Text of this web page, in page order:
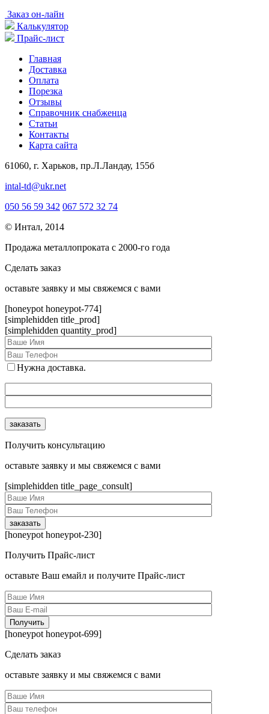
Заказ он-лайн
Калькулятор
Прайс-лист
Главная
Доставка
Оплата
Порезка
Отзывы
Справочник снабженца
Статьи
Контакты
Карта сайта
61060, г. Харьков, пр.Л.Ландау, 155б
intal-td@ukr.net
050 56 59 342 067 572 32 74
© Интал, 2014
Продажа металлопроката с 2000-го года
Сделать заказ
оcтавьте заявку и мы свяжемся с вами
[honeypot honeypot-774]
[simplehidden title_prod]
[simplehidden quantity_prod]
Нужна доставка.
Получить консультацию
оcтавьте заявку и мы свяжемся с вами
[simplehidden title_page_consult]
[honeypot honeypot-230]
Получить Прайс-лист
оcтавьте Ваш емайл и получите Прайс-лист
[honeypot honeypot-699]
Сделать заказ
оcтавьте заявку и мы свяжемся с вами